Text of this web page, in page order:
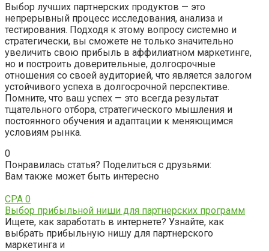
Выбор лучших партнерских продуктов — это
непрерывный процесс исследования, анализа и
тестирования. Подходя к этому вопросу системно и
стратегически, вы сможете не только значительно
увеличить свою прибыль в аффилиатном маркетинге,
но и построить доверительные, долгосрочные
отношения со своей аудиторией, что является залогом
устойчивого успеха в долгосрочной перспективе.
Помните, что ваш успех — это всегда результат
тщательного отбора, стратегического мышления и
постоянного обучения и адаптации к меняющимся
условиям рынка.
0
Понравилась статья? Поделиться с друзьями:
Вам также может быть интересно
CPA 0
Выбор прибыльной ниши для партнерских программ
Ищете, как заработать в интернете? Узнайте, как
выбрать прибыльную нишу для партнерского
маркетинга и